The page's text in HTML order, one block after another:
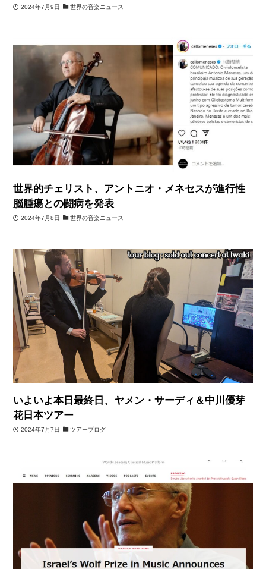
2024年7月9日 世界の音楽ニュース
世界的チェリスト、アントニオ・メネセスが進行性
脳腫瘍との闘病を発表
2024年7月8日 世界の音楽ニュース
いよいよ本日最終日、ヤメン・サーディ＆中川優芽
花日本ツアー
2024年7月7日 ツアーブログ